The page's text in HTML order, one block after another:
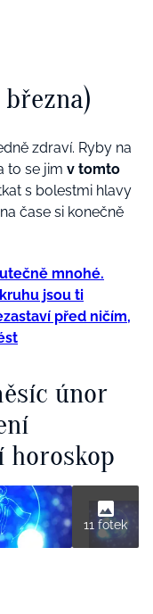
března)
zdraví. Ryby na
to se jim v tomto
s bolestmi hlavy
čase si konečně
mnohé.
jsou ti
před ničím,
únor
horoskop
11 fotek